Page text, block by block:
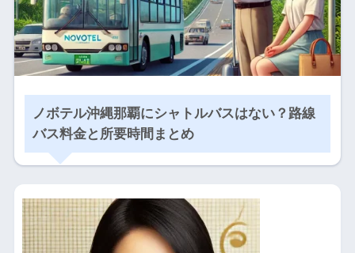
ノボテル沖縄那覇にシャトルバスはない？路線
バス料金と所要時間まとめ